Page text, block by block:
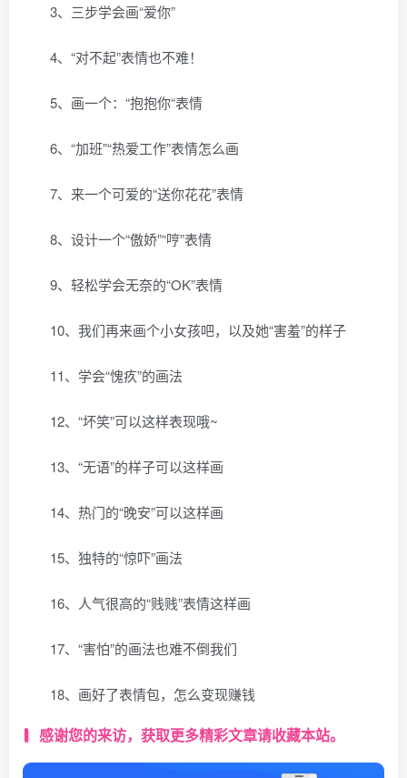
3、三步学会画“爱你”
4、“对不起”表情也不难！
5、画一个：“抱抱你“表情
6、“加班”“热爱工作”表情怎么画
7、来一个可爱的“送你花花”表情
8、设计一个“傲娇”“哼”表情
9、轻松学会无奈的“OK”表情
10、我们再来画个小女孩吧，以及她“害羞”的样子
11、学会“愧疚”的画法
12、“坏笑”可以这样表现哦~
13、“无语”的样子可以这样画
14、热门的“晚安”可以这样画
15、独特的“惊吓”画法
16、人气很高的“贱贱”表情这样画
17、“害怕”的画法也难不倒我们
18、画好了表情包，怎么变现赚钱
感谢您的来访，获取更多精彩文章请收藏本站。